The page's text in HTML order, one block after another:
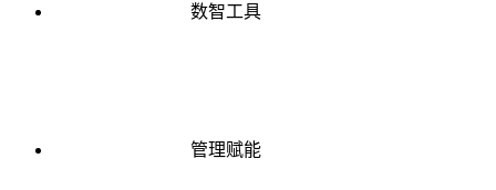
数智工具
管理赋能